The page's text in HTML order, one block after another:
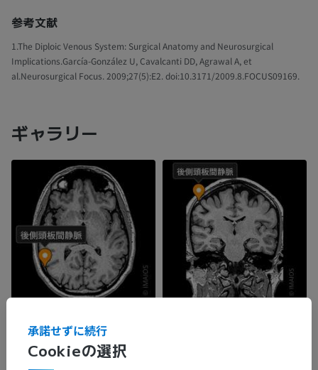
参考文献
1.The Diploic Venous System: Surgical Anatomy and Neurosurgical
Implications.García-González U, Cavalcanti DD, Agrawal A, et
al.Neurosurgical Focus. 2009;27(5):E2. doi:10.3171/2009.8.FOCUS09169.
ギャラリー
Cookieの選択
承諾せずに続行